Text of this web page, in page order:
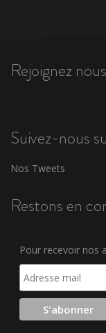
Rejoignez
Suivez-nous
Nos Tweets
Restons en
Pour recevoir nos